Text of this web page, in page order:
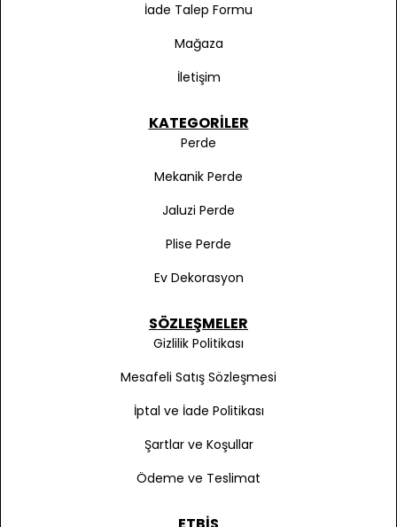
İade Talep Formu
Mağaza
İletişim
KATEGORILER
Perde
Mekanik Perde
Jaluzi Perde
Plise Perde
Ev Dekorasyon
SÖZLEŞMELER
Gizlilik Politikası
Mesafeli Satış Sözleşmesi
İptal ve İade Politikası
Şartlar ve Koşullar
Ödeme ve Teslimat